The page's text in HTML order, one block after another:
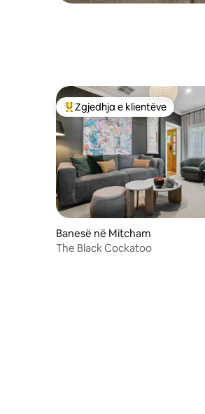
Më të mirat e zgjedhjeve të
Zgjedhja e klientëve
Banesë në Mitcham
The Black Cockatoo